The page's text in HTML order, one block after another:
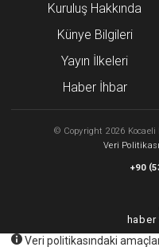
Kuruluş Hakkında
Künye Bilgileri
Yayın İlkeleri
Haber İhbar
© Copyright 2026 Kocaeli
Veri Politikası
+90 (
haber
Veri politikasındaki